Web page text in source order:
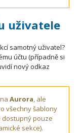
uživatele
samotný uživatel?
účtu (případně si
nový odkaz
Aurora, ale
všechny šablony
dostupný pouze
sekce).